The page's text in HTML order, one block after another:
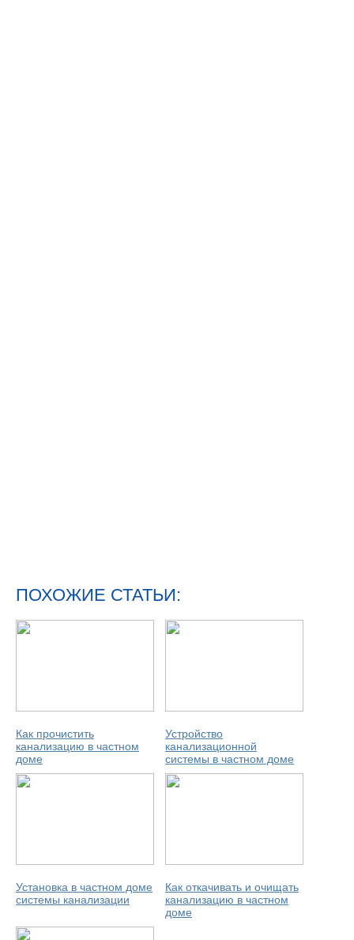
ПОХОЖИЕ СТАТЬИ:
Как прочистить
канализацию в частном
доме
Устройство
канализационной
системы в частном доме
Установка в частном доме
системы канализации
Как откачивать и очищать
канализацию в частном
доме